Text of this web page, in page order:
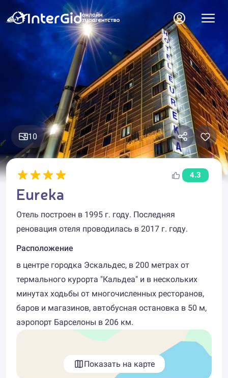
10
4.3
Eureka
Отель построен в 1995 г. году. Последняя
реновация отеля проводилась в 2017 г. году.
Расположение
в центре городка Эскальдес, в 200 метрах от
термального курорта "Кальдеа" и в нескольких
минутах ходьбы от многочисленных ресторанов,
баров и магазинов, автобусная остановка в 50 м,
аэропорт Барселоны в 206 км.
Показать на карте